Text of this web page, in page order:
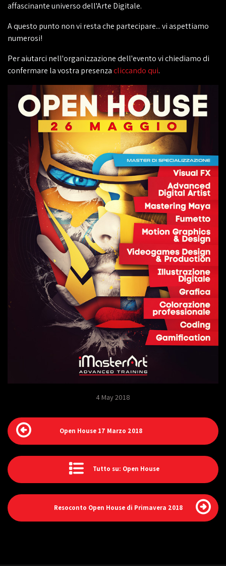
affascinante universo dell'Arte Digitale.
A questo punto non vi resta che partecipare... vi aspettiamo
numerosi!
Per aiutarci nell'organizzazione dell'evento vi chiediamo di
confermare la vostra presenzacliccando qui.
4 May 2018
Open House 17 Marzo 2018
Tutto su: Open House
Resoconto Open House di Primavera 2018